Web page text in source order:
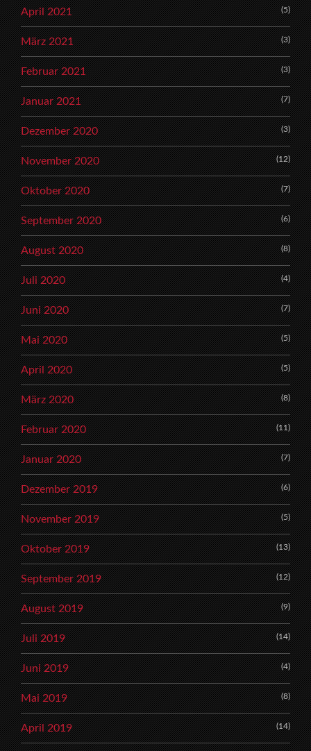
April 2021 (5)
März 2021 (3)
Februar 2021 (3)
Januar 2021 (7)
Dezember 2020 (3)
November 2020 (12)
Oktober 2020 (7)
September 2020 (6)
August 2020 (8)
Juli 2020 (4)
Juni 2020 (7)
Mai 2020 (5)
April 2020 (5)
März 2020 (8)
Februar 2020 (11)
Januar 2020 (7)
Dezember 2019 (6)
November 2019 (5)
Oktober 2019 (13)
September 2019 (12)
August 2019 (9)
Juli 2019 (14)
Juni 2019 (4)
Mai 2019 (8)
April 2019 (14)